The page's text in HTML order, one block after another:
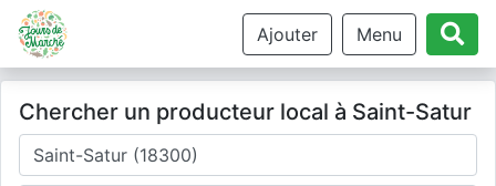
Ajouter Menu
Chercher un producteur local à Saint-Satur